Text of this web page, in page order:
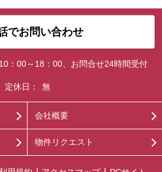
でお問い合わせ
：00～18：00、お問合せ24時間受付
定休日：
無
会社概要
物件リクエスト